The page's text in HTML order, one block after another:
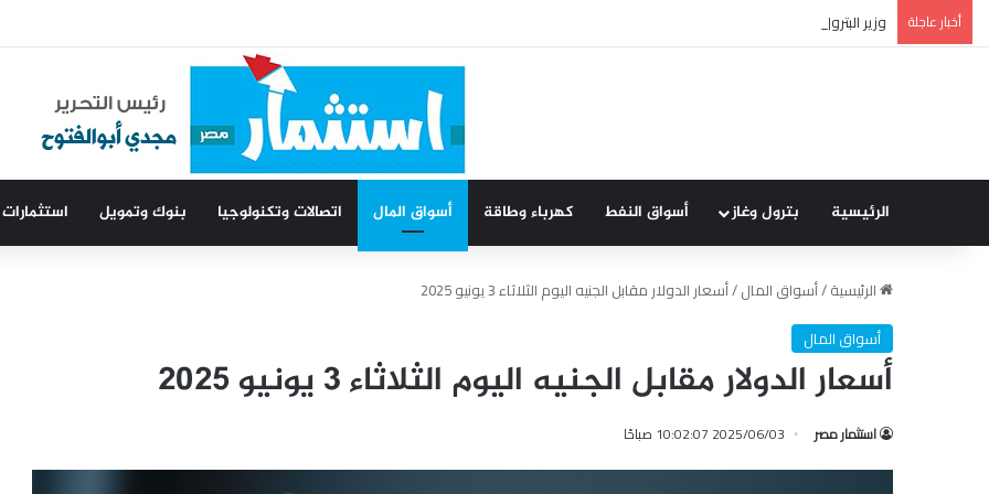
أخبار عاجلة وزير البترول يتابع من مركز التحكم القومي في شبكة الغاز انتظام تأمين إمدادات الطاقة
الرئيسية بترول وغاز أسواق النفط كهرباء وطاقة أسواق المال اتصالات وتكنولوجيا بنوك وتمويل
الرئيسية/أسواق المال/أسعار الدولار مقابل الجنيه اليوم الثلاثاء 3 يونيو 2025
أسواق المال
أسعار الدولار مقابل الجنيه اليوم الثلاثاء 3 يونيو 2025
استثمار مصر 2025/06/03 10:02:07 صباحًا